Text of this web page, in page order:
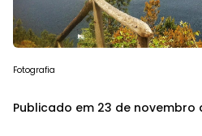
Fotografia
Publicado em 23 de novembro